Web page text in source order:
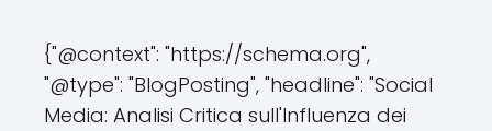
{"@context": "https://schema.org",
"@type": "BlogPosting", "headline": "Social
Media: Analisi Critica sull'Influenza dei